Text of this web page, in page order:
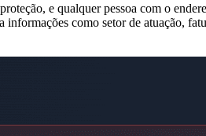
e qualquer pessoa com o
como setor de atuação,